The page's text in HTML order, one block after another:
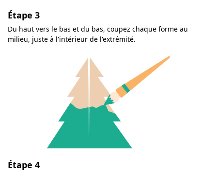
Étape 3
Du haut vers le bas et du bas, coupez chaque forme au
milieu, juste à l'intérieur de l'extrémité.
Étape 4